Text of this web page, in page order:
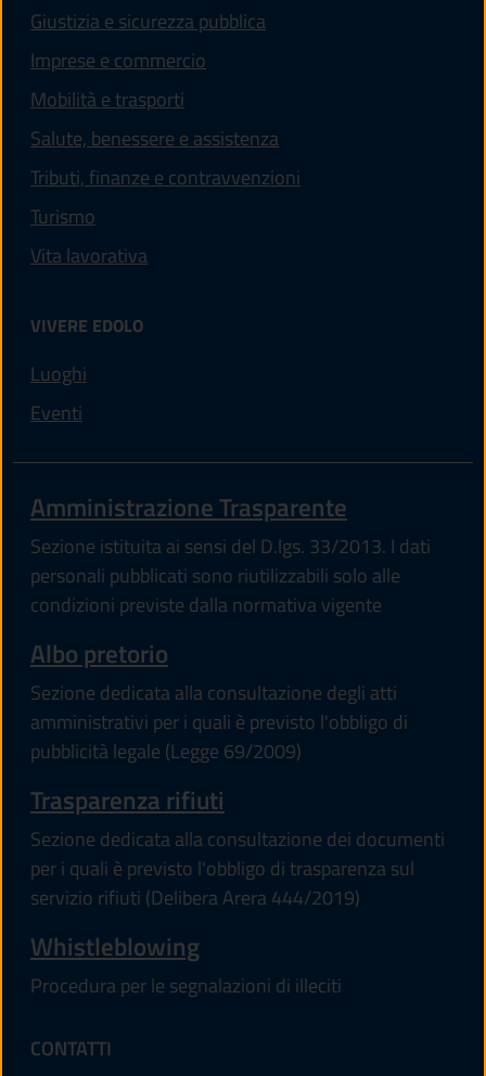
Giustizia e sicurezza pubblica
Imprese e commercio
Mobilità e trasporti
Salute, benessere e assistenza
Tributi, finanze e contravvenzioni
Turismo
Vita lavorativa
VIVERE EDOLO
Luoghi
Eventi
Amministrazione Trasparente
Sezione istituita ai sensi del D.lgs. 33/2013. I dati
personali pubblicati sono riutilizzabili solo alle
condizioni previste dalla normativa vigente
Albo pretorio
Sezione dedicata alla consultazione degli atti
amministrativi per i quali è previsto l'obbligo di
pubblicità legale (Legge 69/2009)
Trasparenza rifiuti
Sezione dedicata alla consultazione dei documenti
per i quali è previsto l'obbligo di trasparenza sul
servizio rifiuti (Delibera Arera 444/2019)
Whistleblowing
Procedura per le segnalazioni di illeciti
CONTATTI